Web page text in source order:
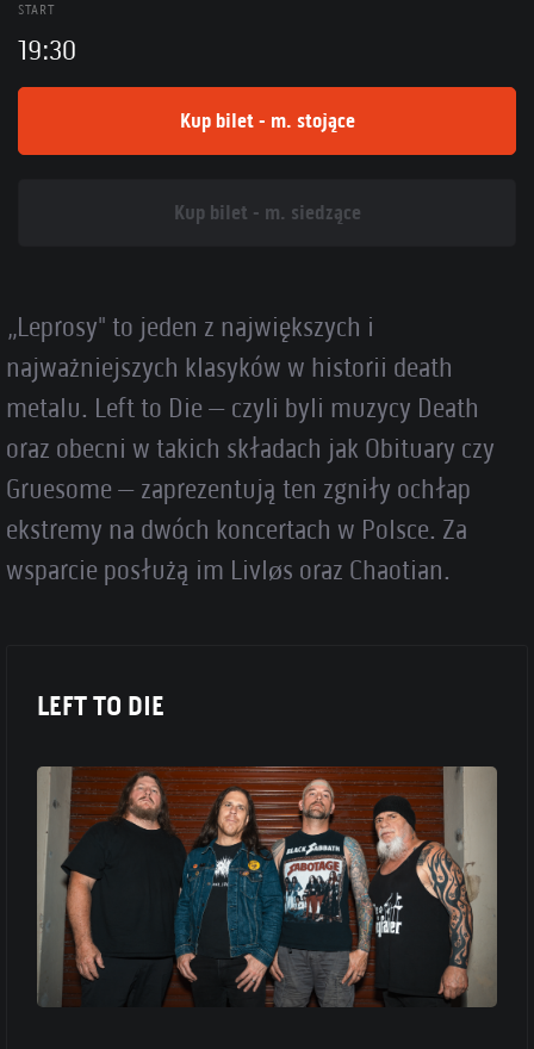
START
19:30
Kup bilet - m. stojące
Kup bilet - m. siedzące
„Leprosy" to jeden z największych i
najważniejszych klasyków w historii death
metalu. Left to Die – czyli byli muzycy Death
oraz obecni w takich składach jak Obituary czy
Gruesome – zaprezentują ten zgniły ochłap
ekstremy na dwóch koncertach w Polsce. Za
wsparcie posłużą im Livløs oraz Chaotian.
LEFT TO DIE